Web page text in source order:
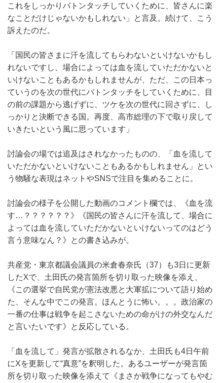
これをしっかりバトンタッチしていくために、皆さんに楽
なことだけじゃないかもしれない」と言及。続けて、こう
訴えたのだ。
「国民の皆さまに汗を流してもらわないといけないかもし
れないですし、場合によっては血を流していただかないと
いけないこともあるかもしれませんが、ただ、この日本っ
ていうのを次の世代にバトンタッチをしていくために、目
の前の課題から逃げずに、ツケを次の世代に回さずに、し
っかりと決断できる国。再度、高市総理の下で取り戻して
いきたいという風に思っています」
討論会の場では追及はされなかったものの、「血を流して
いただかないといけないこともあるかもしれません」とい
う物騒な表現はネットやSNSで注目を集めることに。
討論会の様子を公開した動画のコメント欄では、《血を流
す…？？？？？？》《国民の皆さんに汗を流して、場合に
よっては血を流していただかないといけないってのはどう
言う意味なん？》との書き込みが。
共産党・東京都議会議員の米倉春奈氏（37）も3日に更新
したXで、土田氏の発言箇所を切り取った映像を添え、
《この選挙で自民党が憲法改悪と大軍拡について語り始め
た、そんな中でこの発言。ほんとうに怖い。。。政治家の
一番の仕事は戦争を起こさないための命がけの外交なんだ
と言いたいです》と反応している。
「血を流して」発言が拡散されるなか、土田氏も4日午前
にXを更新して“真意”を釈明した。あるユーザーが発言箇
所を切り取った映像を添えて《まさか戦争になってもやむ